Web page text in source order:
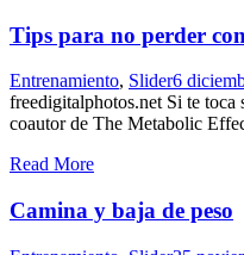
Tips para no perder
Entrenamiento, Slider6
freedigitalphotos.net Si te toca
coautor de The Metabolic
Read More
Camina y baja de peso